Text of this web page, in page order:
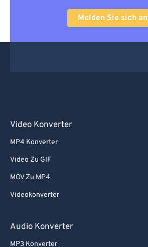
Melden Sie sich an
Video Konverter
MP4 Konverter
Video Zu GIF
MOV Zu MP4
Videokonverter
Audio Konverter
MP3 Konverter